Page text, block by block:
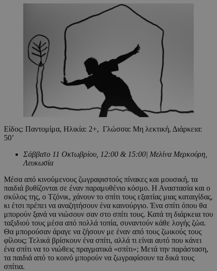
Είδος: Παντομίμα, Ηλικία: 2+, Γλώσσα: Μη λεκτική, Διάρκεια:
50’
Σάββατο 11 Οκτωβρίου, 12:00 & 15:00| Μελίνα Μερκούρη,
Λευκωσία
Μέσα από κινούμενους ζωγραφιστούς πίνακες και μουσική, τα
παιδιά βυθίζονται σε έναν παραμυθένιο κόσμο. Η Αναστασία και ο
σκύλος της, ο Τζόνικ, χάνουν το σπίτι τους εξαιτίας μιας καταιγίδας,
κι έτσι πρέπει να αναζητήσουν ένα καινούργιο. Ένα σπίτι όπου θα
μπορούν ξανά να νιώσουν σαν στο σπίτι τους. Κατά τη διάρκεια του
ταξιδιού τους μέσα από πολλά τοπία, συναντούν κάθε λογής ζώα.
Θα μπορούσαν άραγε να ζήσουν με έναν από τους ζωικούς τους
φίλους; Τελικά βρίσκουν ένα σπίτι, αλλά τι είναι αυτό που κάνει
ένα σπίτι να το νιώθεις πραγματικά «σπίτι»; Μετά την παράσταση,
τα παιδιά από το κοινό μπορούν να ζωγραφίσουν τα δικά τους
σπίτια.